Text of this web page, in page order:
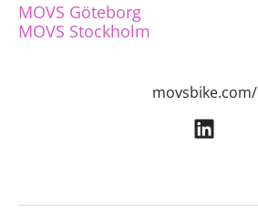
MOVS Göteborg
MOVS Stockholm
movsbike.com/